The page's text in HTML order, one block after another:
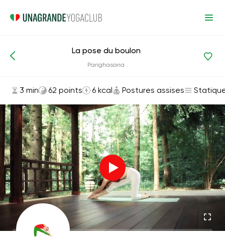
Asanas et exercices Postures assises
La pose du boulon
Parighasana
3 min 62 points 6 kcal Postures assises